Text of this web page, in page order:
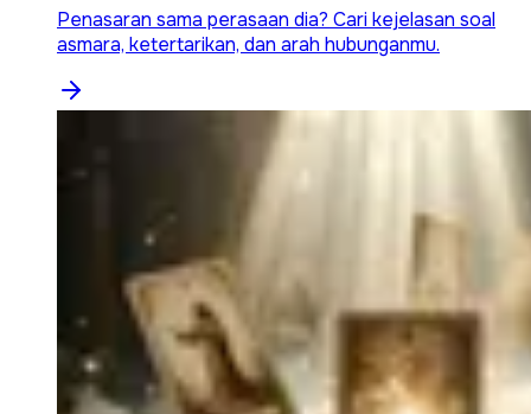
Penasaran sama perasaan dia? Cari kejelasan soal
asmara, ketertarikan, dan arah hubunganmu.